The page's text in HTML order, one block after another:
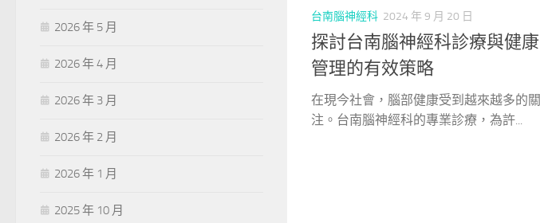
台南腦神經科 2024 年 9 月 20 日
探討台南腦神經科診療與健康
管理的有效策略
在現今社會，腦部健康受到越來越多的關
注。台南腦神經科的專業診療，為許...
2026 年 5 月
2026 年 4 月
2026 年 3 月
2026 年 2 月
2026 年 1 月
2025 年 10 月